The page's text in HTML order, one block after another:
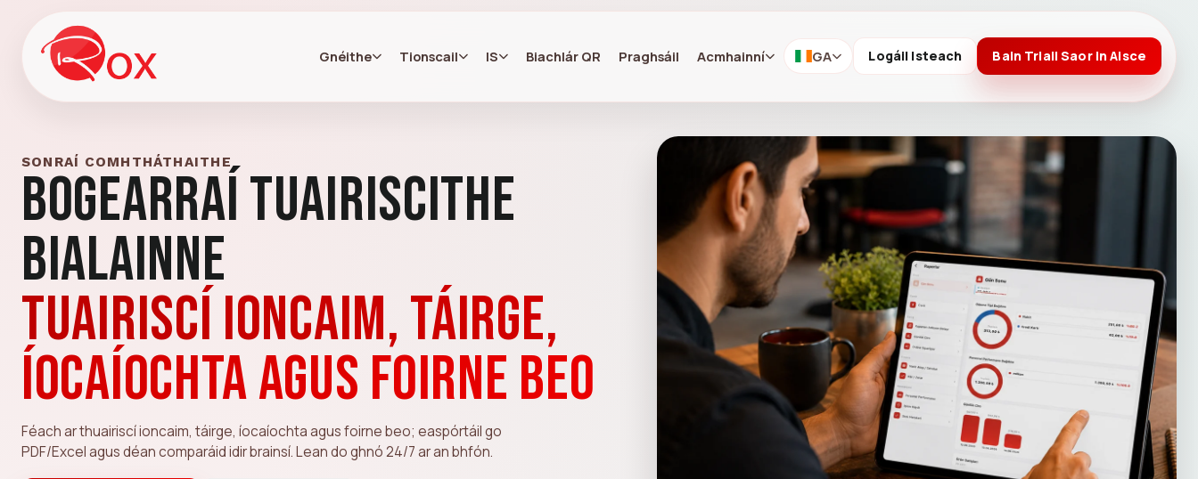
Gnéithe Tionscail IS Biachlár QR Praghsáil Acmhainní GA Logáil Isteach Bain Triail Saor in Aisce
SONRAÍ COMHTHÁTHAITHE
Bogearraí Tuairiscithe
Bialainne
Tuairiscí ioncaim, táirge,
íocaíochta agus foirne beo
Féach ar thuairiscí ioncaim, táirge, íocaíochta agus foirne beo; easpórtáil go
PDF/Excel agus déan comparáid idir brainsí. Lean do ghnó 24/7 ar an bhfón.